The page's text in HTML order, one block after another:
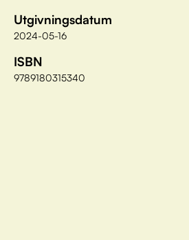
Utgivningsdatum
2024-05-16
ISBN
9789180315340